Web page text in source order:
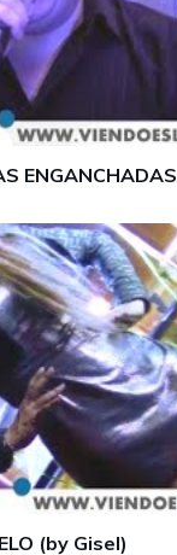
ENGANCHADAS
(by Gisel)